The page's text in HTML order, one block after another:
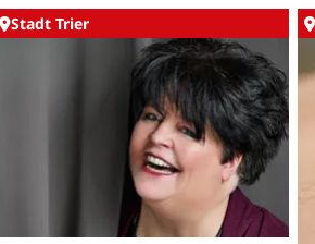
Stadt Trier